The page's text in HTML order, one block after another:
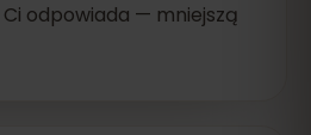
odpowiada — mniejszą